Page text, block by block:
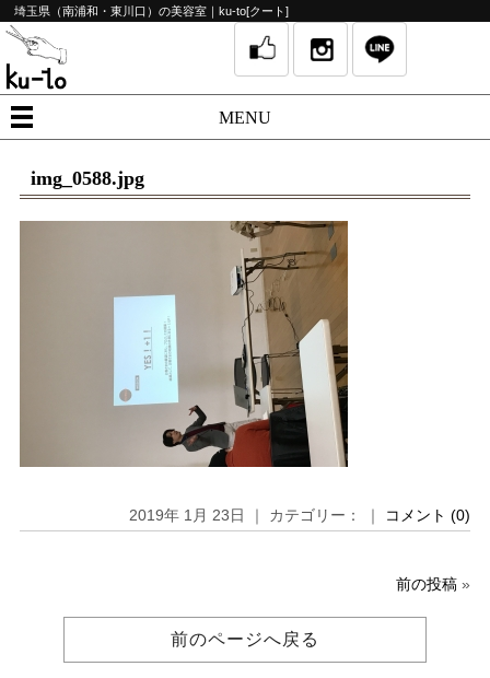
埼玉県（南浦和・東川口）の美容室｜ku-to[クート]
MENU
img_0588.jpg
2019年 1月 23日 ｜ カテゴリー： ｜ コメント (0)
前の投稿 »
前のページへ戻る